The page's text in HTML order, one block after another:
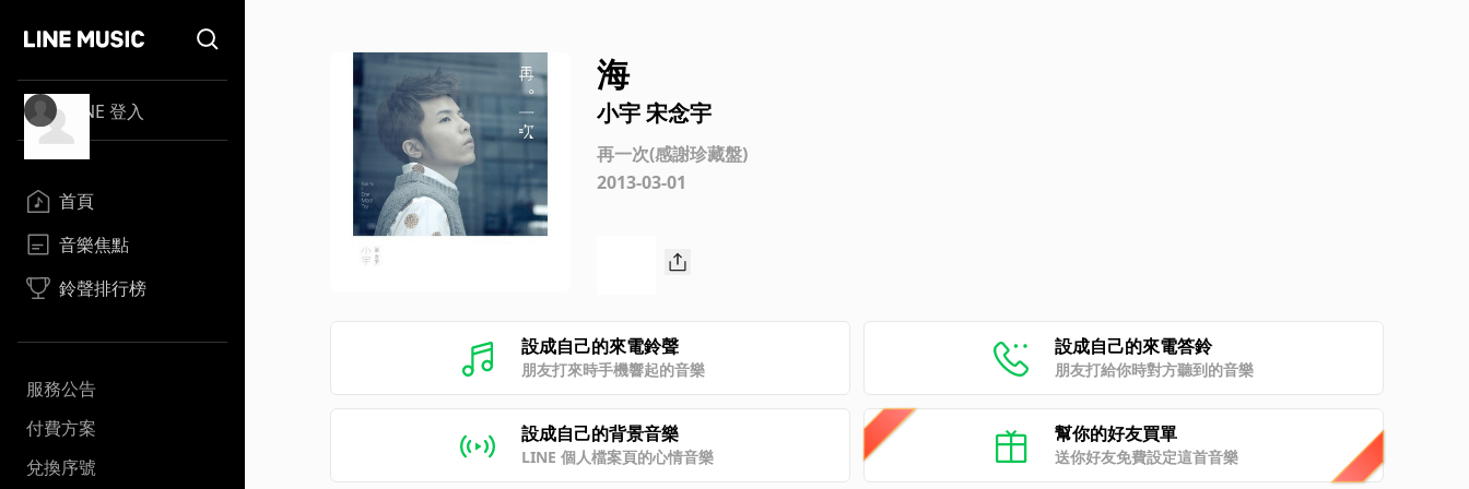
LINE 登入
首頁
音樂焦點
鈴聲排行榜
服務公告
付費方案
兌換序號
海
小宇 宋念宇
再一次(感謝珍藏盤)
2013-03-01
設成自己的來電鈴聲
朋友打來時手機響起的音樂
設成自己的來電答鈴
朋友打給你時對方聽到的音樂
設成自己的背景音樂
LINE 個人檔案頁的心情音樂
幫你的好友買單
送你好友免費設定這首音樂